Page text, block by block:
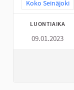
Rajaa tulokset
Koko Seinäjoki
LUONTIAIKA
09.01.2023